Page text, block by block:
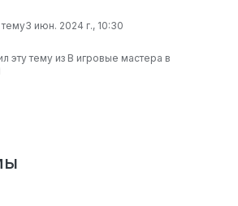
тему3 июн. 2024 г., 10:30
эту тему из В игровые мастера в